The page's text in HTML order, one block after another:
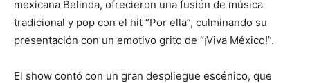
mexicana Belinda, ofrecieron una fusión de música
tradicional y pop con el hit “Por ella”, culminando su
presentación con un emotivo grito de “¡Viva México!”.
El show contó con un gran despliegue escénico, que